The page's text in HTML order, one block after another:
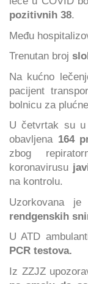
pozitivnih 38.
Među
Trenutan broj
Na kućno
pacijent
bolnicu za
U četvrtak su u
obavljena 164
zbog
koronavirusu
na kontrolu.
Uzorkovana
rendgenskih
U ATD
PCR testova.
Iz ZZJZ